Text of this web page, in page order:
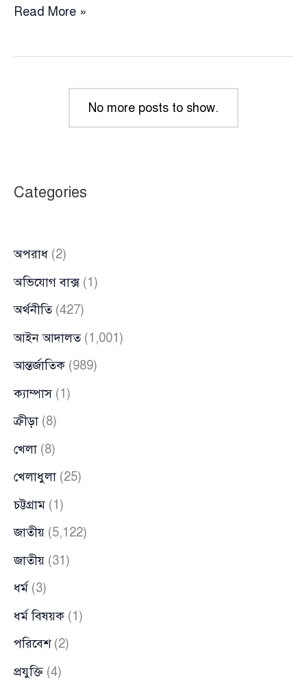
রাষ্ট্রদ্রোহ
আজ
Read More »
No more posts to show.
Categories
অপরাধ (2)
অভিযোগ বাক্স(1)
অর্থনীতি(427)
আইন আদালত(1,001)
আন্তর্জাতিক (989)
ক্যাম্পাস(1)
ক্রীড়া (8)
খেলা (8)
খেলাধুলা (25)
চট্টগ্রাম (1)
জাতীয় (5,122)
জাতীয় (31)
ধর্ম (3)
ধর্ম বিষয়ক (1)
পরিবেশ(2)
প্রযুক্তি (4)